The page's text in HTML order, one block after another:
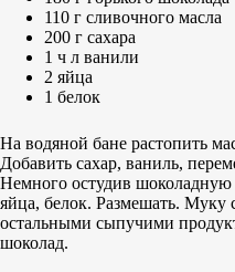
110 г сливочного масла
200 г сахара
1 ч л ванили
2 яйца
1 белок
На водяной бане растопить
Добавить сахар, ваниль,
Немного остудив шоколадную
яйца, белок. Размешать. Муку
остальными сыпучими
шоколад.